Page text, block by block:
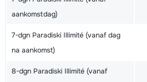
aankomstdag)
7-dgn Paradiski Illimité (vanaf dag
na aankomst)
8-dgn Paradiski Illimité (vanaf